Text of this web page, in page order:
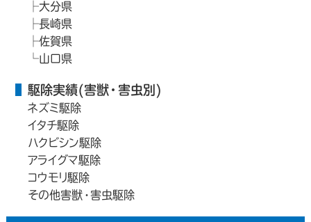
大分県
長崎県
佐賀県
山口県
駆除実績(害獣・害虫別)
ネズミ駆除
イタチ駆除
ハクビシン駆除
アライグマ駆除
コウモリ駆除
その他害獣・害虫駆除